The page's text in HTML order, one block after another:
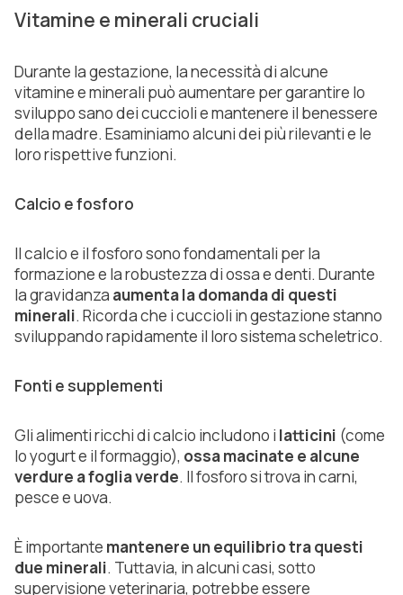
Vitamine e minerali cruciali
Durante la gestazione, la necessità di alcune
vitamine e minerali può aumentare per garantire lo
sviluppo sano dei cuccioli e mantenere il benessere
della madre. Esaminiamo alcuni dei più rilevanti e le
loro rispettive funzioni.
Calcio e fosforo
Il calcio e il fosforo sono fondamentali per la
formazione e la robustezza di ossa e denti. Durante
la gravidanza aumenta la domanda di questi
minerali. Ricorda che i cuccioli in gestazione stanno
sviluppando rapidamente il loro sistema scheletrico.
Fonti e supplementi
Gli alimenti ricchi di calcio includono i latticini (come
lo yogurt e il formaggio), ossa macinate e alcune
verdure a foglia verde. Il fosforo si trova in carni,
pesce e uova.
È importante mantenere un equilibrio tra questi
due minerali. Tuttavia, in alcuni casi, sotto
supervisione veterinaria, potrebbe essere